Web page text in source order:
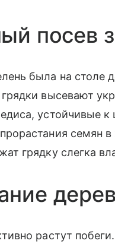
посев
была на столе
высевают
устойчивые
семян
грядку слегка
растут